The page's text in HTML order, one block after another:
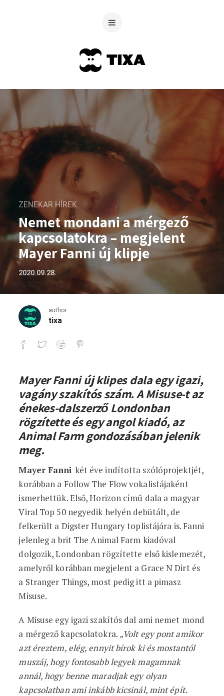
ZENEKAR HÍREK
Nemet mondani a mérgező
kapcsolatokra – megjelent
Mayer Fanni új klipje
2020.09.28.
author:
tixa
Nemet mondani a mérgező
Mayer Fanni új klipes dala egy igazi,
vagány szakítós szám. A Misuse-t az
énekes-dalszerző Londonban
rögzítette és egy angol kiadó, az
Animal Farm gondozásában jelenik
meg.
Mayer Fanni két éve indította szólóprojektjét,
korábban a Follow The Flow vokalistájaként
ismerhettük. Első, Horizon című dala a magyar
Viral Top 50 negyedik helyén debütált, de
felkerült a Digster Hungary toplistájára is. Fanni
jelenleg a brit The Animal Farm kiadóval
dolgozik, Londonban rögzítette első kislemezét,
amelyről korábban megjelent a Grace N Dirt és
a Stranger Things, most pedig itt a pimasz
Misuse.
A Misuse egy igazi szakítós dal ami nemet mond
a mérgező kapcsolatokra. „Volt egy pont amikor
azt éreztem, elég, ennyit bírok ki és mostantól
muszáj, hogy fontosabb legyek magamnak
annál, hogy benne maradjak egy olyan
kapcsolatban ami inkább kicsinál, mint épít.